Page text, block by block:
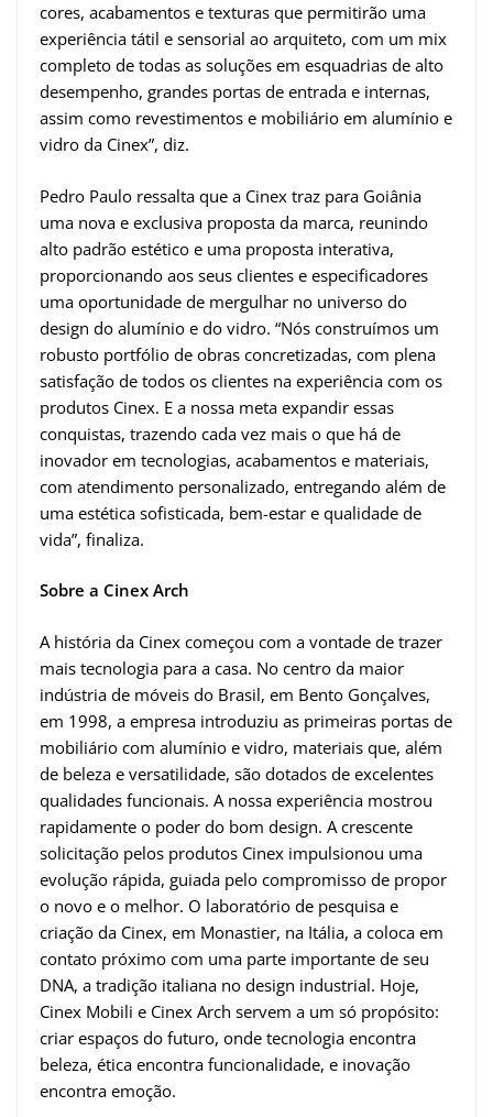
cores, acabamentos e texturas que permitirão uma
experiência tátil e sensorial ao arquiteto, com um mix
completo de todas as soluções em esquadrias de alto
desempenho, grandes portas de entrada e internas,
assim como revestimentos e mobiliário em alumínio e
vidro da Cinex”, diz.
Pedro Paulo ressalta que a Cinex traz para Goiânia
uma nova e exclusiva proposta da marca, reunindo
alto padrão estético e uma proposta interativa,
proporcionando aos seus clientes e especificadores
uma oportunidade de mergulhar no universo do
design do alumínio e do vidro. “Nós construímos um
robusto portfólio de obras concretizadas, com plena
satisfação de todos os clientes na experiência com os
produtos Cinex. E a nossa meta expandir essas
conquistas, trazendo cada vez mais o que há de
inovador em tecnologias, acabamentos e materiais,
com atendimento personalizado, entregando além de
uma estética sofisticada, bem-estar e qualidade de
vida”, finaliza.
Sobre a Cinex Arch
A história da Cinex começou com a vontade de trazer
mais tecnologia para a casa. No centro da maior
indústria de móveis do Brasil, em Bento Gonçalves,
em 1998, a empresa introduziu as primeiras portas de
mobiliário com alumínio e vidro, materiais que, além
de beleza e versatilidade, são dotados de excelentes
qualidades funcionais. A nossa experiência mostrou
rapidamente o poder do bom design. A crescente
solicitação pelos produtos Cinex impulsionou uma
evolução rápida, guiada pelo compromisso de propor
o novo e o melhor. O laboratório de pesquisa e
criação da Cinex, em Monastier, na Itália, a coloca em
contato próximo com uma parte importante de seu
DNA, a tradição italiana no design industrial. Hoje,
Cinex Mobili e Cinex Arch servem a um só propósito:
criar espaços do futuro, onde tecnologia encontra
beleza, ética encontra funcionalidade, e inovação
encontra emoção.